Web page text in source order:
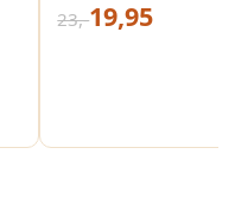
23,-19,95